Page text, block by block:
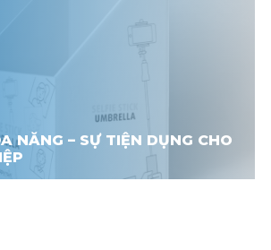
NĂNG – SỰ TIỆN DỤNG CHO